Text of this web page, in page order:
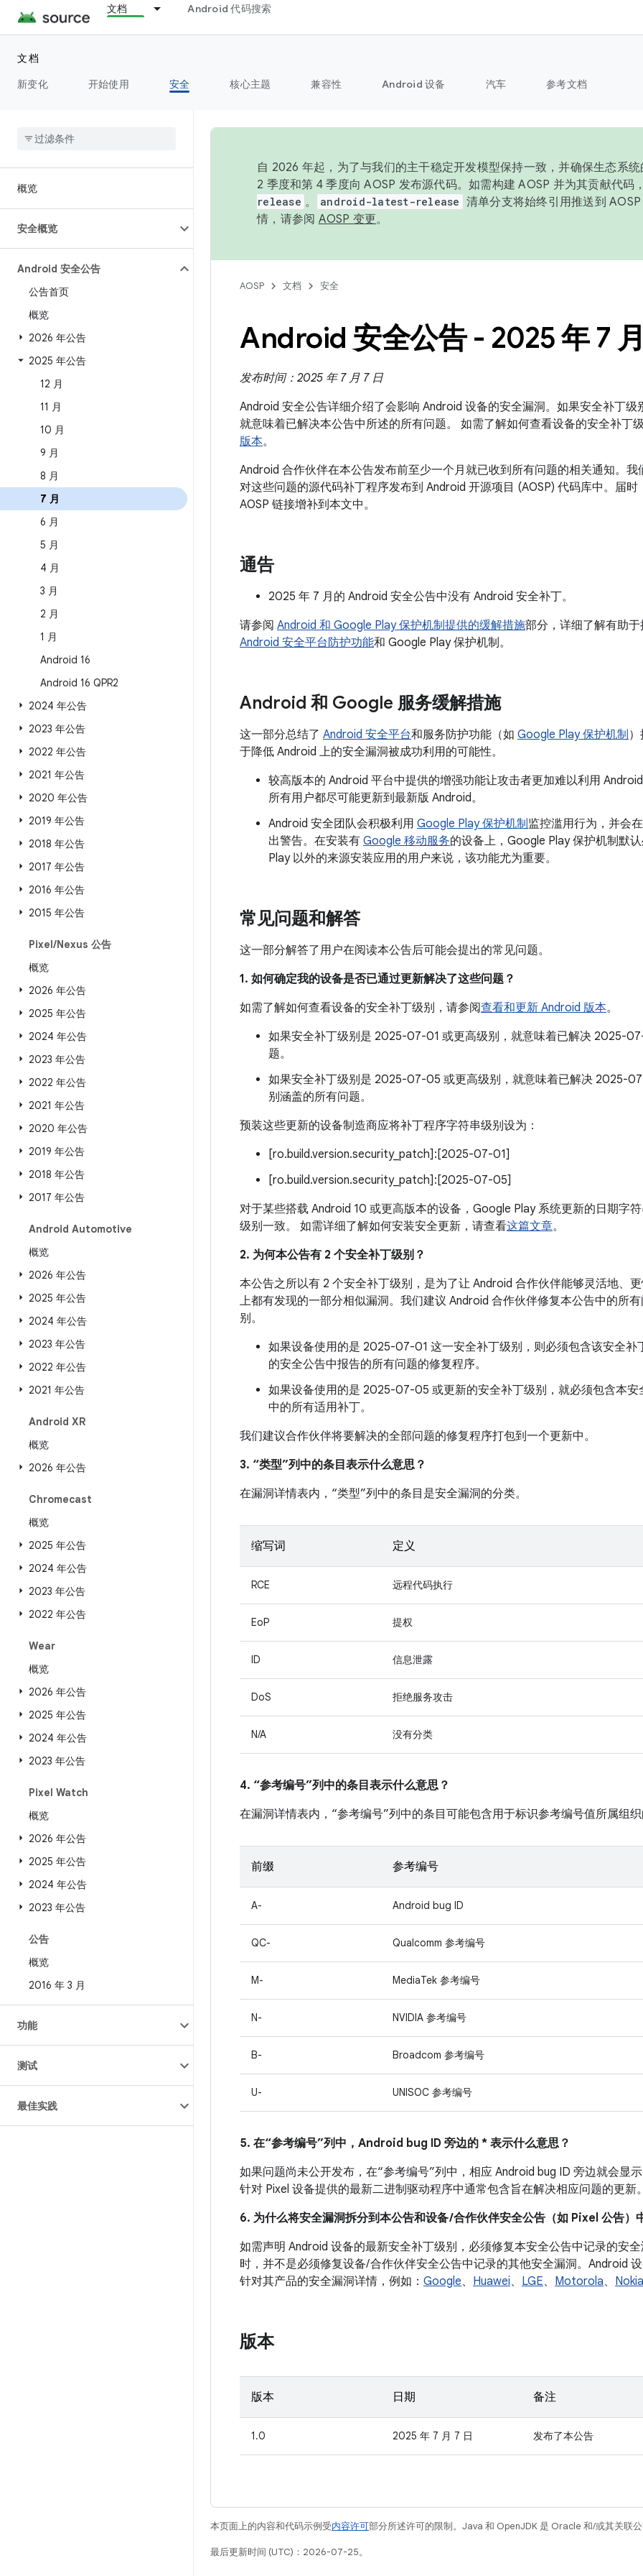
文档 Android 代码搜索
文档
新变化
开始使用 安全 核心主题 兼容性 Android 设备 汽车 参考文档
概览
安全概览
Android 安全公告
公告首页
概览
2026 年公告
2025 年公告
12 月
11 月
10 月
9 月
8 月
7 月
6 月
5 月
4 月
3 月
2 月
1 月
Android 16
Android 16 QPR2
2024 年公告
2023 年公告
2022 年公告
2021 年公告
2020 年公告
2019 年公告
2018 年公告
2017 年公告
2016 年公告
2015 年公告
Pixel/Nexus 公告
概览
2026 年公告
2025 年公告
2024 年公告
2023 年公告
2022 年公告
2021 年公告
2020 年公告
2019 年公告
2018 年公告
2017 年公告
Android Automotive
概览
2026 年公告
2025 年公告
2024 年公告
2023 年公告
2022 年公告
2021 年公告
Android XR
概览
2026 年公告
Chromecast
概览
2025 年公告
2024 年公告
2023 年公告
2022 年公告
Wear
概览
2026 年公告
2025 年公告
2024 年公告
2023 年公告
Pixel Watch
概览
2026 年公告
2025 年公告
2024 年公告
2023 年公告
公告
概览
2016 年 3 月
功能
测试
最佳实践
自 2026 年起，为了与我们的主干稳定开发模型保持一致，并确保生态系
2 季度和第 4 季度向 AOSP 发布源代码。如需构建 AOSP 并为其贡献代码
release 。 android-latest-release 清单分支将始终引用推送到
情，请参阅 AOSP 变更。
AOSP 文档 安全
Android 安全公告 - 2025 年 7
发布时间：2025 年 7 月 7 日
Android 安全公告详细介绍了会影响 Android 设备的安全漏洞。如果安全补丁
就意味着已解决本公告中所述的所有问题。 如需了解如何查看设备的安全补丁
版本。
Android 合作伙伴在本公告发布前至少一个月就已收到所有问题的相关通知。
对这些问题的源代码补丁程序发布到 Android 开源项目 (AOSP) 代码库中。届
AOSP 链接增补到本文中。
通告
2025 年 7 月的 Android 安全公告中没有 Android 安全补丁。
请参阅 Android 和 Google Play 保护机制提供的缓解措施部分，详细了解有助
Android 安全平台防护功能和 Google Play 保护机制。
Android 和 Google 服务缓解措施
这一部分总结了 Android 安全平台和服务防护功能（如 Google Play 保护机制
于降低 Android 上的安全漏洞被成功利用的可能性。
较高版本的 Android 平台中提供的增强功能让攻击者更加难以利用
所有用户都尽可能更新到最新版 Android。
Android 安全团队会积极利用 Google Play 保护机制监控滥用行为，并会
出警告。在安装有 Google 移动服务的设备上，Google Play 保护机制默
Play 以外的来源安装应用的用户来说，该功能尤为重要。
常见问题和解答
这一部分解答了用户在阅读本公告后可能会提出的常见问题。
1. 如何确定我的设备是否已通过更新解决了这些问题？
如需了解如何查看设备的安全补丁级别，请参阅查看和更新 Android 版本。
如果安全补丁级别是 2025-07-01 或更高级别，就意味着已解决 2025-
题。
如果安全补丁级别是 2025-07-05 或更高级别，就意味着已解决 2025-
别涵盖的所有问题。
预装这些更新的设备制造商应将补丁程序字符串级别设为：
[ro.build.version.security_patch]:[2025-07-01]
[ro.build.version.security_patch]:[2025-07-05]
对于某些搭载 Android 10 或更高版本的设备，Google Play 系统更新的日期字
级别一致。 如需详细了解如何安装安全更新，请查看这篇文章。
2. 为何本公告有 2 个安全补丁级别？
本公告之所以有 2 个安全补丁级别，是为了让 Android 合作伙伴能够灵活地、
上都有发现的一部分相似漏洞。我们建议 Android 合作伙伴修复本公告中的所
别。
如果设备使用的是 2025-07-01 这一安全补丁级别，则必须包含该安全补
的安全公告中报告的所有问题的修复程序。
如果设备使用的是 2025-07-05 或更新的安全补丁级别，就必须包含本安
中的所有适用补丁。
我们建议合作伙伴将要解决的全部问题的修复程序打包到一个更新中。
3. “类型”列中的条目表示什么意思？
在漏洞详情表内，“类型”列中的条目是安全漏洞的分类。
缩写词 定义
RCE 远程代码执行
EoP 提权
ID 信息泄露
DoS 拒绝服务攻击
N/A 没有分类
4. “参考编号”列中的条目表示什么意思？
在漏洞详情表内，“参考编号”列中的条目可能包含用于标识参考编号值所属组
前缀 参考编号
A- Android bug ID
QC- Qualcomm 参考编号
M- MediaTek 参考编号
N- NVIDIA 参考编号
B- Broadcom 参考编号
U- UNISOC 参考编号
5. 在“参考编号”列中，Android bug ID 旁边的 * 表示什么意思？
如果问题尚未公开发布，在“参考编号”列中，相应 Android bug ID 旁边就会显
针对 Pixel 设备提供的最新二进制驱动程序中通常包含旨在解决相应问题的更新
6. 为什么将安全漏洞拆分到本公告和设备 /合作伙伴安全公告（如 Pixel 公告）
如需声明 Android 设备的最新安全补丁级别，必须修复本安全公告中记录的安
时，并不是必须修复设备/ 合作伙伴安全公告中记录的其他安全漏洞。Android
针对其产品的安全漏洞详情，例如： Google、 Huawei、 LGE、 Motorola、 Nokia
版本
版本 日期 备注
1.0 2025 年 7 月 7 日 发布了本公告
本页面上的内容和代码示例受内容许可部分所述许可的限制。Java 和 OpenJDK 是 Oracle 和/或其关联
最后更新时间 (UTC)：2026-07-25。